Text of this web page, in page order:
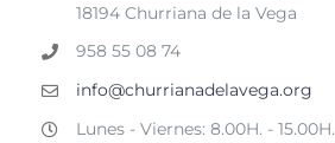
18194 Churriana de la Vega
958 55 08 74
info@churrianadelavega.org
Lunes - Viernes: 8.00H. - 15.00H.